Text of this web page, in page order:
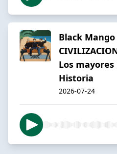
Black Mango
Los
Historia
2026-07-24